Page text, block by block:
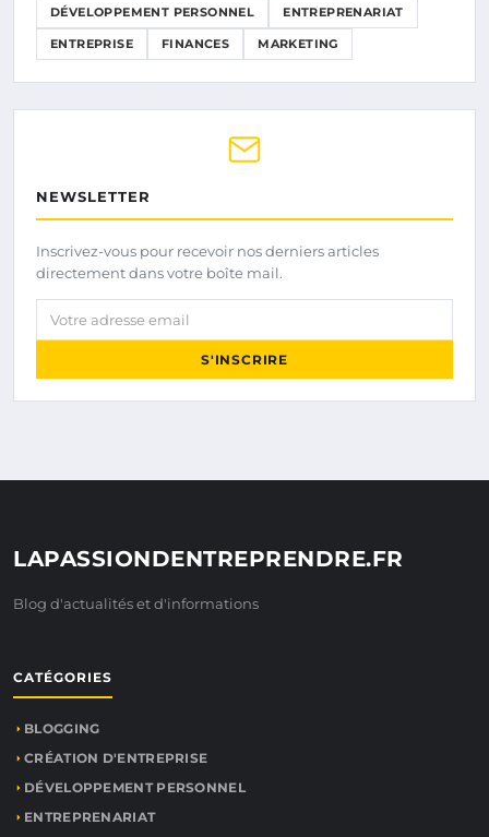
DÉVELOPPEMENT PERSONNEL ENTREPRENARIAT
ENTREPRISE FINANCES MARKETING
NEWSLETTER
Inscrivez-vous pour recevoir nos derniers articles
directement dans votre boîte mail.
Votre adresse email
S'INSCRIRE
LAPASSIONDENTREPRENDRE.FR
Blog d'actualités et d'informations
CATÉGORIES
BLOGGING
CRÉATION D'ENTREPRISE
DÉVELOPPEMENT PERSONNEL
ENTREPRENARIAT